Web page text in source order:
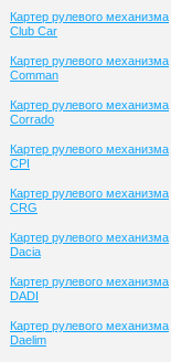
Картер рулевого механизма
Club Сar
Картер рулевого механизма
Comman
Картер рулевого механизма
Corrado
Картер рулевого механизма
CPI
Картер рулевого механизма
CRG
Картер рулевого механизма
Dacia
Картер рулевого механизма
DADI
Картер рулевого механизма
Daelim